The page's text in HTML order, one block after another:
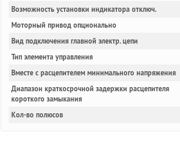
Возможность установки индикатора отключ.
Моторный привод опционально
Вид подключения главной электр. цепи
Тип элемента управления
Вместе с расцепителем минимального напряжения
Диапазон краткосрочной задержки расцепителя
короткого замыкания
Кол-во полюсов